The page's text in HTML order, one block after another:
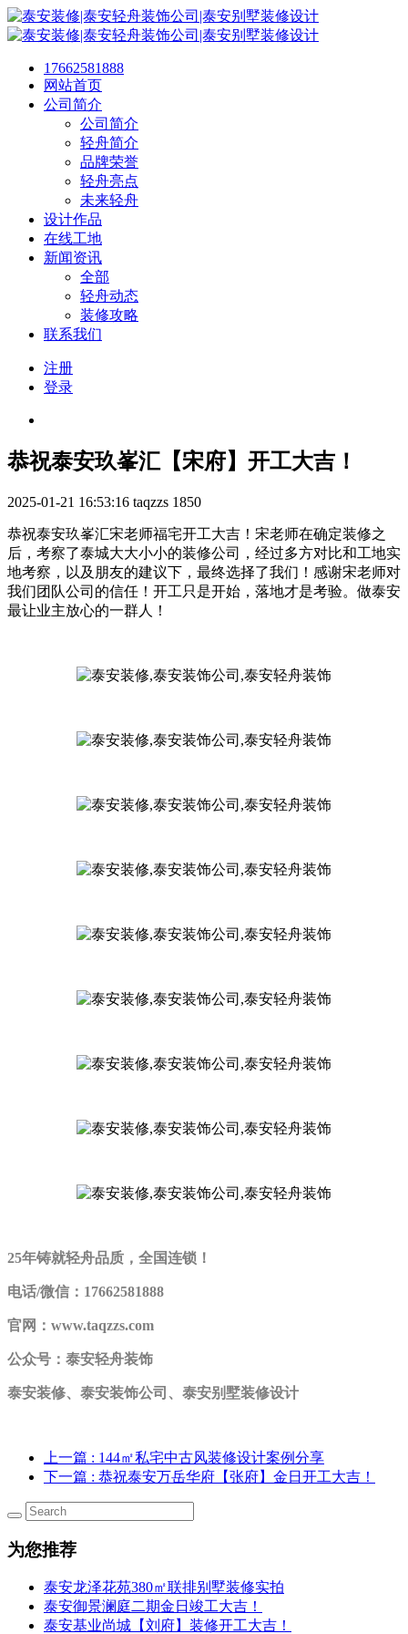
17662581888
网站首页
公司简介
公司简介
轻舟简介
品牌荣誉
轻舟亮点
未来轻舟
设计作品
在线工地
新闻资讯
全部
轻舟动态
装修攻略
联系我们
注册
登录
恭祝泰安玖峯汇【宋府】开工大吉！
2025-01-21 16:53:16 taqzzs 1850
恭祝泰安玖峯汇宋老师福宅开工大吉！宋老师在确定装修之
后，考察了泰城大大小小的装修公司，经过多方对比和工地实
地考察，以及朋友的建议下，最终选择了我们！感谢宋老师对
我们团队公司的信任！开工只是开始，落地才是考验。做泰安
最让业主放心的一群人！
25年铸就轻舟品质，全国连锁！
电话/微信：17662581888
官网：www.taqzzs.com
公众号：泰安轻舟装饰
泰安装修、泰安装饰公司、泰安别墅装修设计
上一篇 : 144㎡私宅中古风装修设计案例分享
下一篇 : 恭祝泰安万岳华府【张府】金日开工大吉！
为您推荐
泰安龙泽花苑380㎡联排别墅装修实拍
泰安御景澜庭二期金日竣工大吉！
泰安基业尚城【刘府】装修开工大吉！